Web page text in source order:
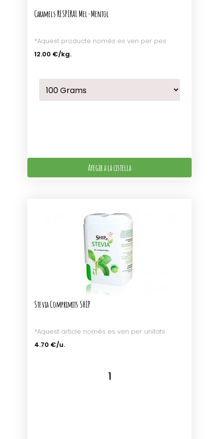
Caramels RESPIRAL Mel-Mentol
*Aquest producte només es ven per pes
12.00 €/kg.
Afegir a la cistella
Stevia Comprimits SHIP
*Aquest article només es ven per unitats
4.70 €/u.